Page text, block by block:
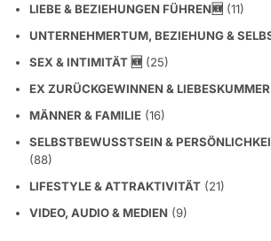
LIEBE & BEZIEHUNGEN FÜHREN🆕 (11)
UNTERNEHMERTUM, BEZIEHUNG &
SEX & INTIMITÄT 🆕 (25)
EX ZURÜCKGEWINNEN & LIEBESKUMMER
MÄNNER & FAMILIE (16)
SELBSTBEWUSSTSEIN &
(88)
LIFESTYLE & ATTRAKTIVITÄT (21)
VIDEO, AUDIO & MEDIEN (9)